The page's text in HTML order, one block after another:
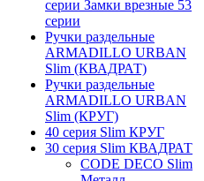
серии Замки врезные 53
серии
Ручки раздельные
ARMADILLO URBAN
Slim (КВАДРАТ)
Ручки раздельные
ARMADILLO URBAN
Slim (КРУГ)
40 серия Slim КРУГ
30 серия Slim КВАДРАТ
CODE DECO Slim